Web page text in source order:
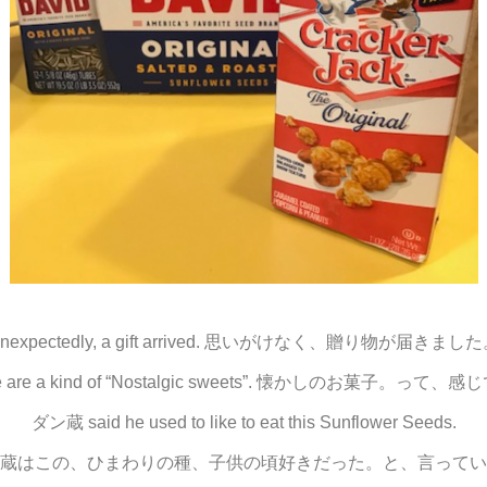
a gift arrived. 思いがけなく、贈り物が届きました
are a kind of “Nostalgic sweets”. 懐かしのお菓子。って、感じ
ダン蔵 said he used to like to eat this Sunflower Seeds.
はこの、ひまわりの種、子供の頃好きだった。と、言ってい